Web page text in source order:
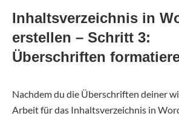
Inhaltsverzeichnis in
erstellen – Schritt 3:
Überschriften
Nachdem du die Überschriften deiner
Arbeit für das Inhaltsverzeichnis in